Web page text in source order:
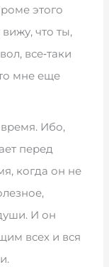
этого
что ты,
все‑таки
мне еще
Ибо,
перед
когда он не
И он
всех и вся